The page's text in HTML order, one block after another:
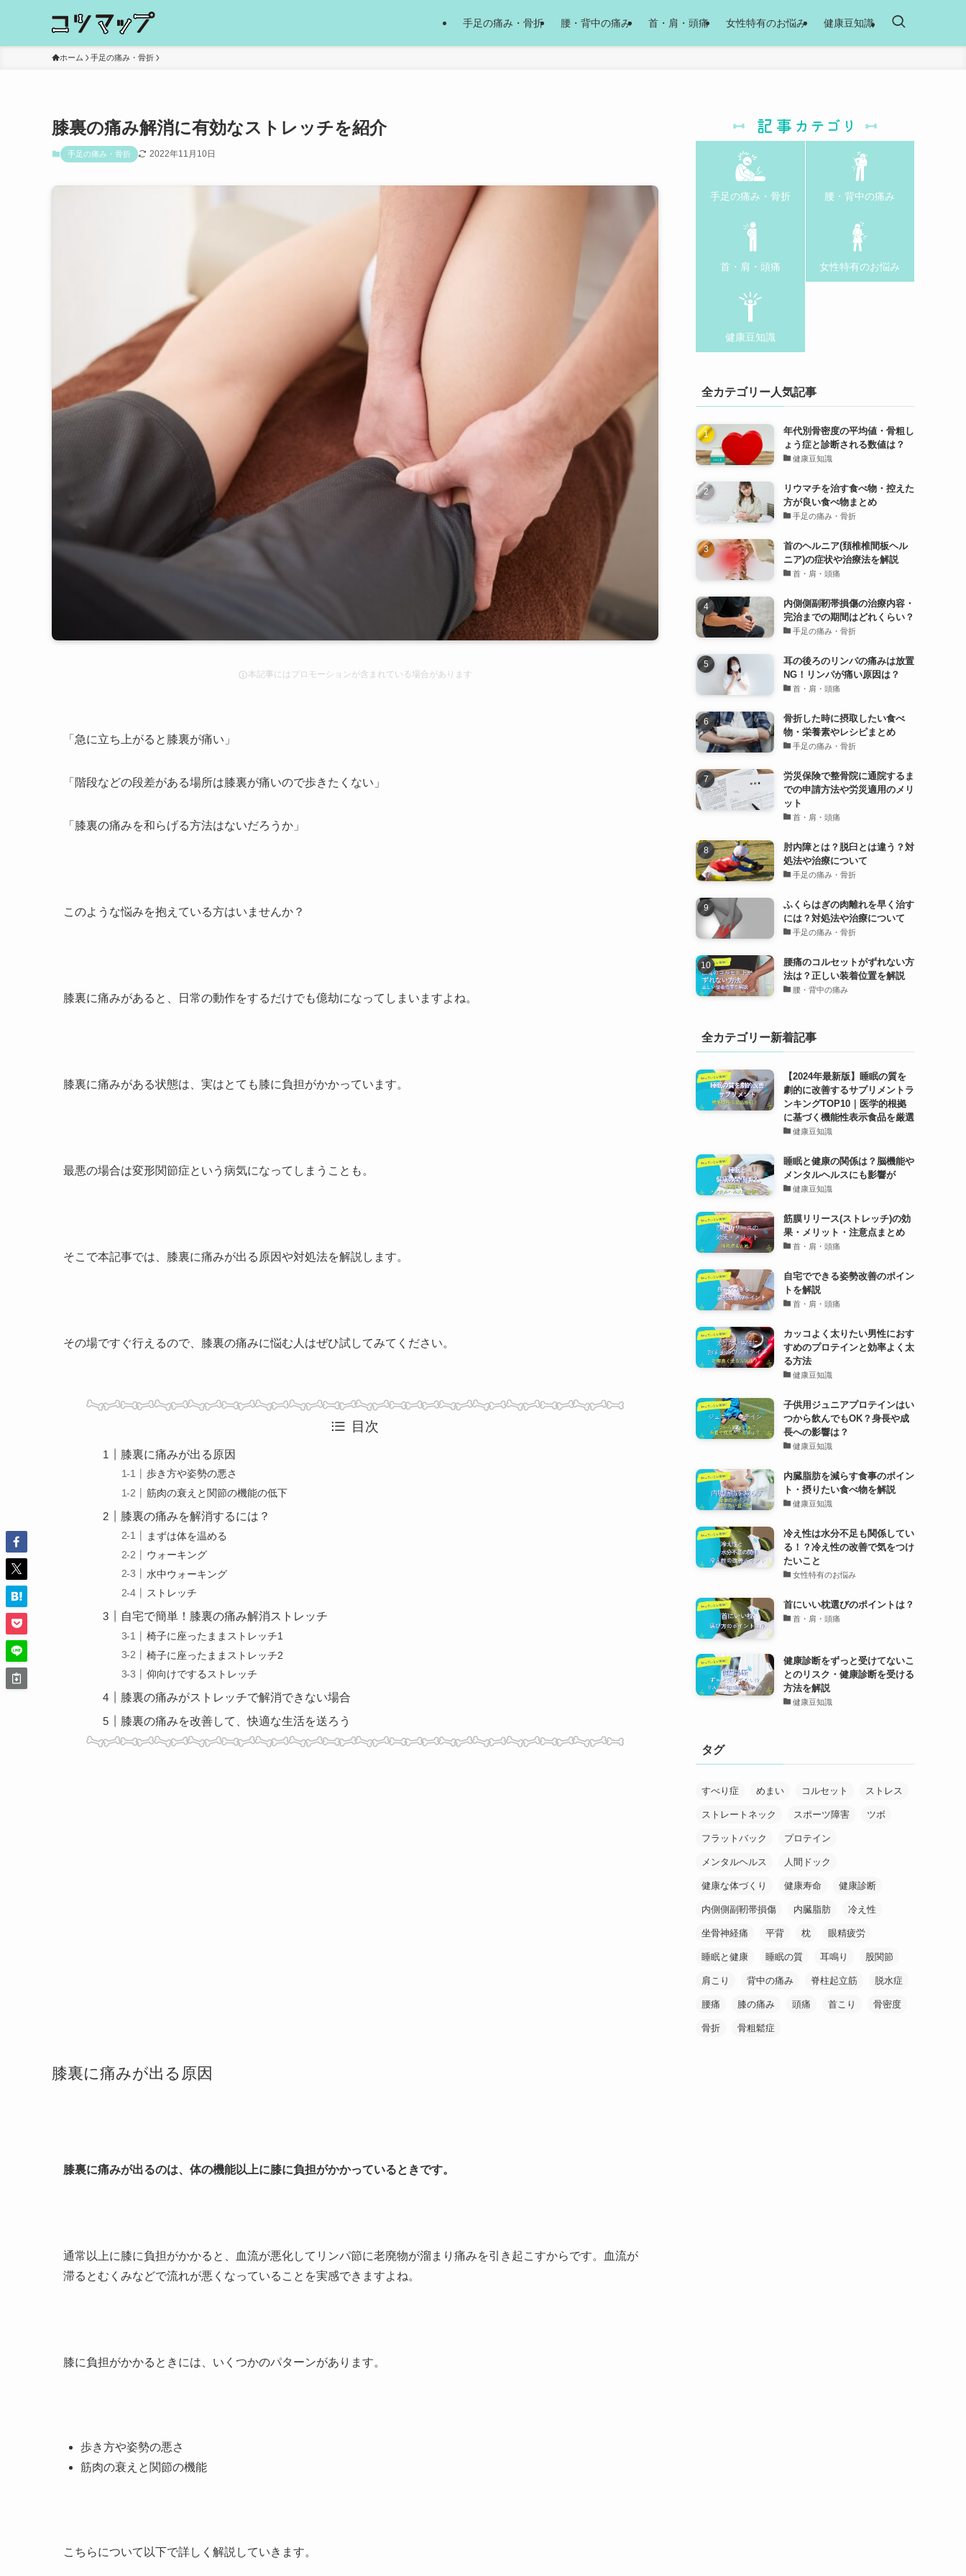
手足の痛み・骨折 腰・背中の痛み 首・肩・頭痛 女性特有のお悩み 健康豆知識
ホーム 手足の痛み・骨折
膝裏の痛み解消に有効なストレッチを紹介
手足の痛み・骨折 2022年11月10日
本記事にはプロモーションが含まれている場合があります
「急に立ち上がると膝裏が痛い」
「階段などの段差がある場所は膝裏が痛いので歩きたくない」
「膝裏の痛みを和らげる方法はないだろうか」
このような悩みを抱えている方はいませんか？
膝裏に痛みがあると、日常の動作をするだけでも億劫になってしまいますよね。
膝裏に痛みがある状態は、実はとても膝に負担がかかっています。
最悪の場合は変形関節症という病気になってしまうことも 。
そこで本記事では、膝裏に痛みが出る原因や対処法を解説します。
その場ですぐ行えるので、膝裏の痛みに悩む人はぜひ試してみてください。
目次
膝裏に痛みが出る原因
歩き方や姿勢の悪さ
筋肉の衰えと関節の機能の低下
膝裏の痛みを解消するには？
まずは体を温める
ウォーキング
水中ウォーキング
ストレッチ
自宅で簡単！膝裏の痛み解消ストレッチ
椅子に座ったままストレッチ1
椅子に座ったままストレッチ2
仰向けでするストレッチ
膝裏の痛みがストレッチで解消できない場合
膝裏の痛みを改善して、快適な生活を送ろう
膝裏に痛みが出る原因
膝裏に痛みが出るのは、体の機能以上に膝に負担がかかっているときです。
通常以上に膝に負担がかかると、血流が悪化してリンパ節に老廃物が溜まり痛みを引き起こすからです。血流が
滞るとむくみなどで流れが悪くなっていることを実感できますよね。
膝に負担がかかるときには、いくつかのパターンがあります。
歩き方や姿勢の悪さ
筋肉の衰えと関節の機能
こちらについて以下で詳しく解説していきます。
手足の痛み・骨折 腰・背中の痛み
首・肩・頭痛 女性特有のお悩み
健康豆知識
全カテゴリー人気記事
年代別骨密度の平均値・骨粗し
ょう症と診断される数値は？
健康豆知識
リウマチを治す食べ物・控えた
方が良い食べ物まとめ
手足の痛み・骨折
首のヘルニア(頚椎椎間板ヘル
ニア)の症状や治療法を解説
首・肩・頭痛
内側側副靭帯損傷の治療内容・
完治までの期間はどれくらい？
手足の痛み・骨折
耳の後ろのリンパの痛みは放置
NG！リンパが痛い原因は？
首・肩・頭痛
骨折した時に摂取したい食べ
物・栄養素やレシピまとめ
手足の痛み・骨折
労災保険で整骨院に通院するま
での申請方法や労災適用のメリ
ット
首・肩・頭痛
肘内障とは？脱臼とは違う？対
処法や治療について
手足の痛み・骨折
ふくらはぎの肉離れを早く治す
には？対処法や治療について
手足の痛み・骨折
腰痛のコルセットがずれない方
法は？正しい装着位置を解説
腰・背中の痛み
全カテゴリー新着記事
【2024年最新版】睡眠の質を
劇的に改善するサプリメントラ
ンキングTOP10｜医学的根拠
に基づく機能性表示食品を厳選
健康豆知識
睡眠と健康の関係は？脳機能や
メンタルヘルスにも影響が
健康豆知識
筋膜リリース(ストレッチ)の効
果・メリット・注意点まとめ
首・肩・頭痛
自宅でできる姿勢改善のポイン
トを解説
首・肩・頭痛
カッコよく太りたい男性におす
すめのプロテインと効率よく太
る方法
健康豆知識
子供用ジュニアプロテインはい
つから飲んでもOK？身長や成
長への影響は？
健康豆知識
内臓脂肪を減らす食事のポイン
ト・摂りたい食べ物を解説
健康豆知識
冷え性は水分不足も関係してい
る！？冷え性の改善で気をつけ
たいこと
女性特有のお悩み
首にいい枕選びのポイントは？
首・肩・頭痛
健康診断をずっと受けてないこ
とのリスク・健康診断を受ける
方法を解説
健康豆知識
タグ
すべり症 めまい コルセット ストレス
ストレートネック スポーツ障害 ツボ
フラットバック プロテイン
メンタルヘルス 人間ドック
健康な体づくり 健康寿命 健康診断
内側側副靭帯損傷 内臓脂肪 冷え性
坐骨神経痛 平背 枕 眼精疲労
睡眠と健康 睡眠の質 耳鳴り 股関節
肩こり 背中の痛み 脊柱起立筋 脱水症
腰痛 膝の痛み 頭痛 首こり 骨密度
骨折 骨粗鬆症